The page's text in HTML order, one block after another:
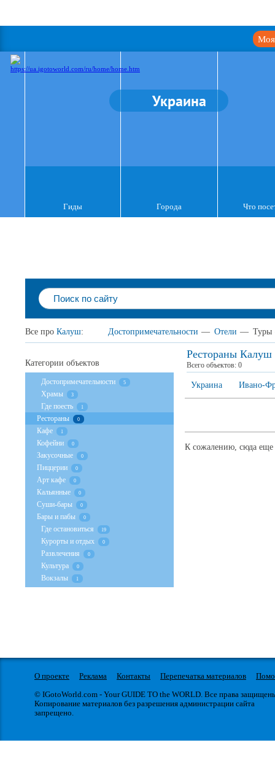
Моя
Украина
Гиды Города Что
Все про Калуш: Достопримечательности — Отели — Туры
Рестораны Калуш
Всего объектов: 0
Украина Ивано-
К сожалению, сюда еще
Категории объектов
Достопримечательности 5
Храмы 3
Где поесть 1
Рестораны 0
Кафе 1
Кофейни 0
Закусочные 0
Пиццерии 0
Арт кафе 0
Кальянные 0
Суши-бары 0
Бары и пабы 0
Где остановиться 19
Курорты и отдых 0
Развлечения 0
Культура 0
Вокзалы 1
О проекте Реклама Контакты Перепечатка материалов
© IGotoWorld.com - Your GUIDE TO the WORLD. Все права
Копирование материалов без разрешения администрации сайта
запрещено.